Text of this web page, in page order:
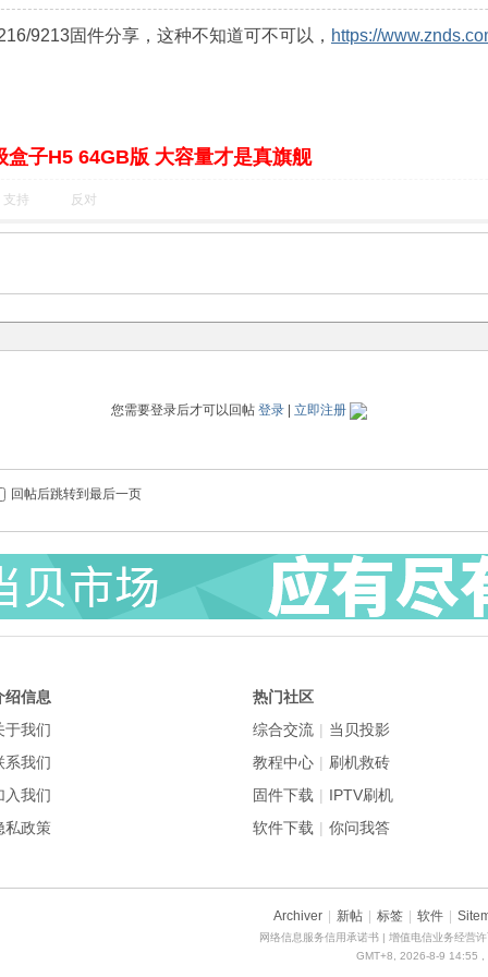
9213固件分享，这种不知道可不可以， https://
盒子H5 64GB版 大容量才是真旗舰
支持 反对
您需要登录后才可以回帖 登录 立即注册
回帖后跳转到最后一页
热门社区
综合交流 | 当贝投影
教程中心 | 刷机救砖
固件下载 | IPTV刷机
软件下载 | 你问我答
绍信息
于我们
系我们
入我们
私政策
Archiver 新帖 标签 软件
网络信息服务信用承诺书 | 增值电信业务经营
GMT+8, 2026-8-9 14:55